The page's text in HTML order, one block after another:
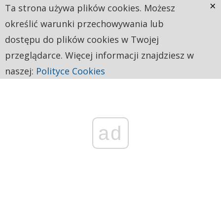
ad
Ta strona używa plików cookies. Możesz
określić warunki przechowywania lub
dostępu do plików cookies w Twojej
przeglądarce. Więcej informacji znajdziesz w
naszej: Polityce Cookies
×